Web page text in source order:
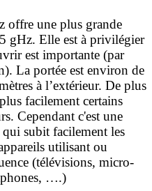
offre une plus grande
gHz. Elle est à privilégier
est importante (par
La portée est environ de
à l’extérieur. De plus
facilement certains
Cependant c'est une
subit facilement les
utilisant ou
(télévisions, micro-
….)